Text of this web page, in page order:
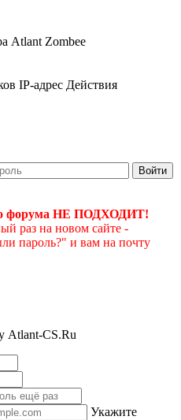
Atlant Zombee
IP-адрес Действия
Войти
форума НЕ ПОДХОДИТ!
раз на новом сайте -
пароль?" и вам на почту
Atlant-CS.Ru
Укажите